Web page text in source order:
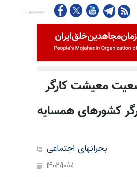
معیشت کارگر
کشورهای همسایه
بحرانهای اجتماعی
1402/10/01